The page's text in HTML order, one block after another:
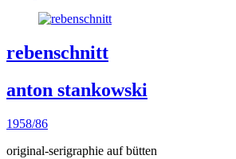
rebenschnitt
anton stankowski
1958/86
original-serigraphie auf bütten